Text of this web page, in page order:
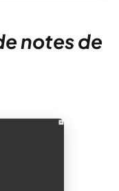
notes de